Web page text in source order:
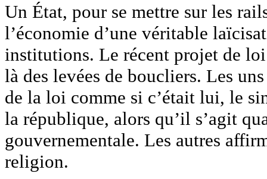
Un État, pour se mettre sur les
l’économie d’une véritable
institutions. Le récent projet de
là des levées de boucliers. Les
de la loi comme si c’était lui, le
la république, alors qu’il s’agit
gouvernementale. Les autres
religion.